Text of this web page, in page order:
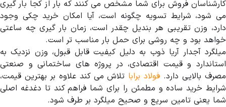
کارشناسان فروش برای شما مشخص می کنند که بار از کجا بار گیری
می شود، شرایط تسویه چگونه است، آیا امکان خرید چکی وجود
دارد، وزن تقریبی هر بندیل چقدر است، زمان بار گیری چه ساعتی
خواهد بود و چه روشی برای حمل بار مناسب تر است.
میلگرد آجدار آریا ذوب به دلیل کیفیت قابل قبول، وزن نزدیک به
استاندارد و قیمت اقتصادی، در پروژه های ساختمانی و صنعتی
مصرف بالایی دارد. فولاد برابا تلاش می کند علاوه بر بهترین قیمت،
شرایط خرید ساده و مطمئن را برای شما فراهم کند تا دغدغه اصلی
شما یعنی تامین سریع و صحیح میلگرد بر طرف شود.